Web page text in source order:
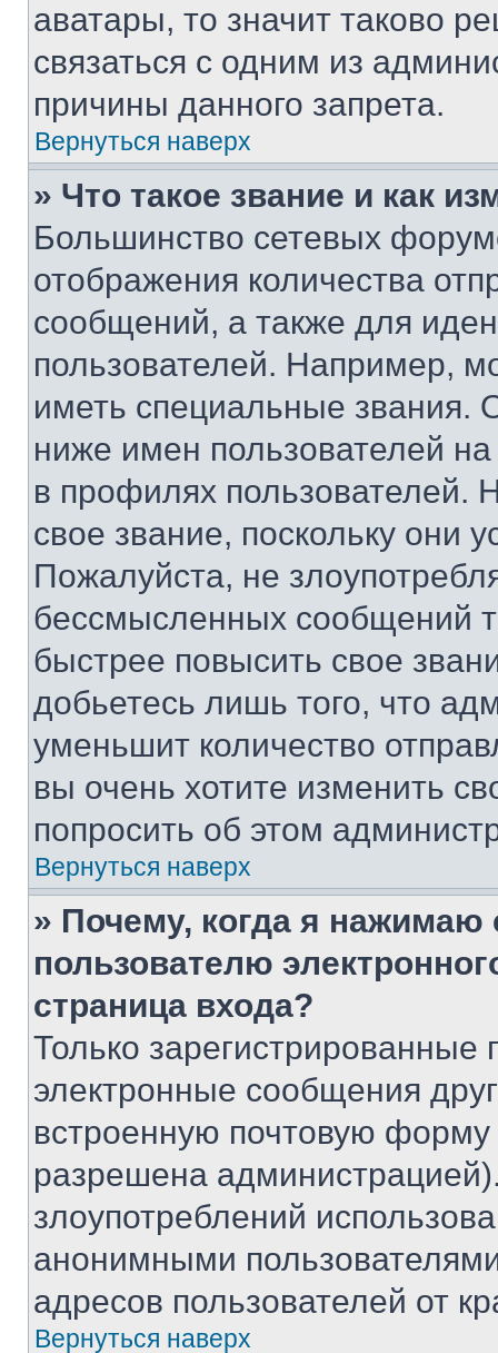
аватары, то значит таково
связаться с одним из
причины данного запрета.
Вернуться наверх
» Что такое звание и как
Большинство сетевых
отображения количества
сообщений, а также для
пользователей. Например,
иметь специальные звания.
ниже имен пользователей
в профилях
свое звание, поскольку они
Пожалуйста, не
бессмысленных сообщений
быстрее повысить свое
добьетесь лишь того, что
уменьшит количество
вы очень хотите изменить
попросить об этом
Вернуться наверх
» Почему, когда я нажимаю
пользователю
страница входа?
Только зарегистрированные
электронные сообщения
встроенную почтовую
разрешена
злоупотреблений
анонимными
адресов пользователей от
Вернуться наверх